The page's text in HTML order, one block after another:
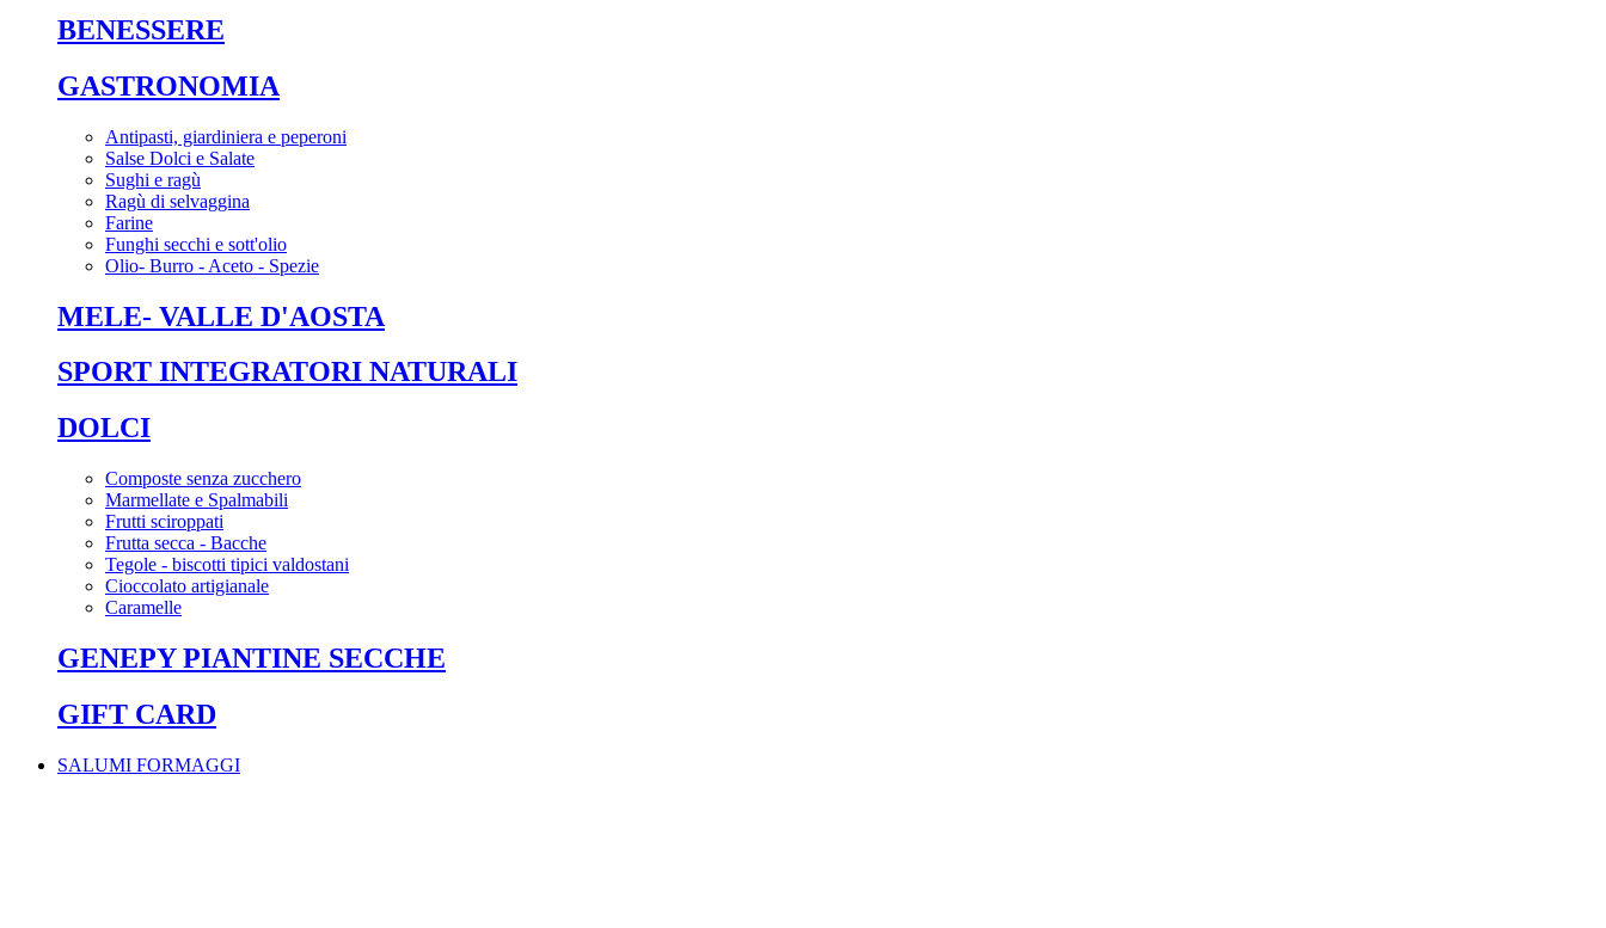
BENESSERE
GASTRONOMIA
Antipasti, giardiniera e peperoni
Salse Dolci e Salate
Sughi e ragù
Ragù di selvaggina
Farine
Funghi secchi e sott'olio
Olio- Burro - Aceto - Spezie
MELE- VALLE D'AOSTA
SPORT INTEGRATORI NATURALI
DOLCI
Composte senza zucchero
Marmellate e Spalmabili
Frutti sciroppati
Frutta secca - Bacche
Tegole - biscotti tipici valdostani
Cioccolato artigianale
Caramelle
GENEPY PIANTINE SECCHE
GIFT CARD
SALUMI FORMAGGI